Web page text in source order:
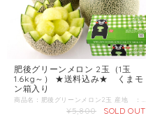
肥後グリーンメロン 2玉（1玉
1.6kg～） ★送料込み★ くまモ
ン箱入り
¥5,800 SOLD OUT